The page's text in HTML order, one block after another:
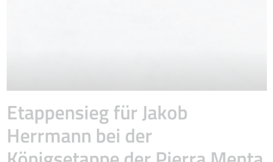
Etappensieg für Jakob
Herrmann bei der